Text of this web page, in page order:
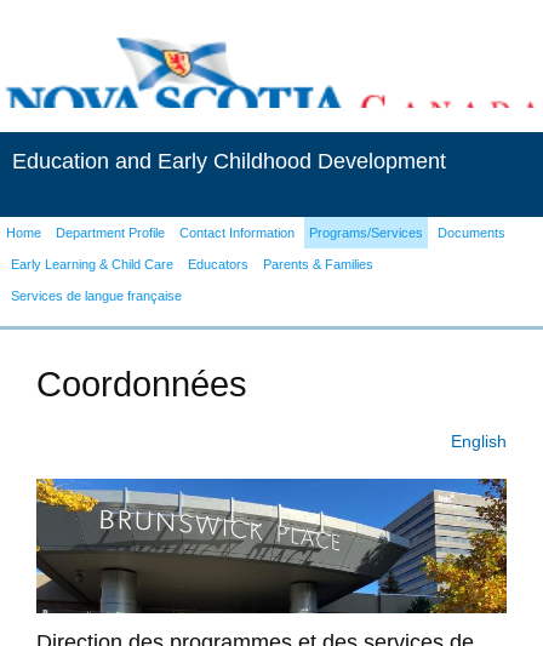
Education and Early Childhood Development
Home Department Profile Contact Information Programs/Services Documents
Early Learning & Child Care Educators Parents & Families
Services de langue française
Coordonnées
English